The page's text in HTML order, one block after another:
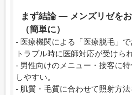
まず結論 — メンズリゼを
（簡単に）
- 医療機関による「医療脱毛」
トラブル時に医師対応が受けら
- 男性向けのメニュー・接客に
しやすい。
- 肌質・毛質に合わせて照射方